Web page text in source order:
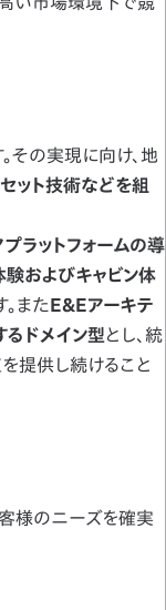
その実現に向け、地
ット技術などを組
ラットフォームの導
およびキャビン体
また E&Eアーキテ
るドメイン型とし、統
提供し続けること
様のニーズを確実